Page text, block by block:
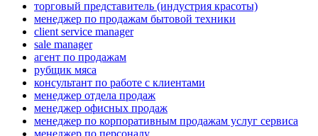
торговый представитель (индустрия красоты)
менеджер по продажам бытовой техники
client service manager
sale manager
агент по продажам
рубщик мяса
консультант по работе с клиентами
менеджер отдела продаж
менеджер офисных продаж
менеджер по корпоративным продажам услуг сервиса
менеджер по персоналу